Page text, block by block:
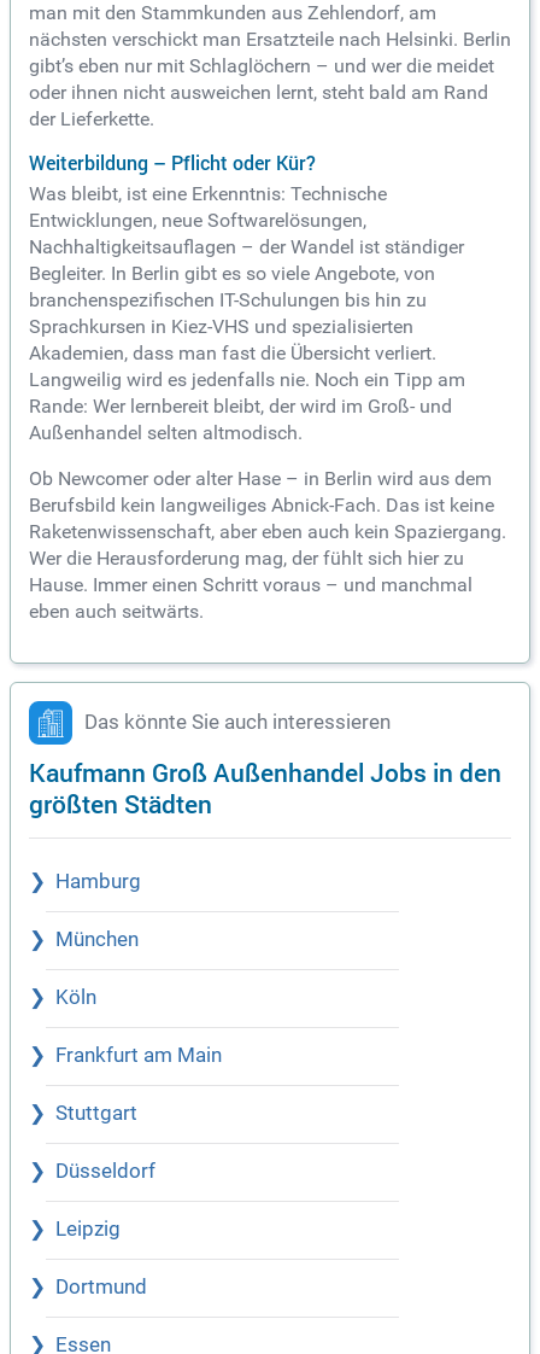
man mit den Stammkunden aus Zehlendorf, am
nächsten verschickt man Ersatzteile nach Helsinki. Berlin
gibt’s eben nur mit Schlaglöchern – und wer die meidet
oder ihnen nicht ausweichen lernt, steht bald am Rand
der Lieferkette.
Weiterbildung – Pflicht oder Kür?
Was bleibt, ist eine Erkenntnis: Technische
Entwicklungen, neue Softwarelösungen,
Nachhaltigkeitsauflagen – der Wandel ist ständiger
Begleiter. In Berlin gibt es so viele Angebote, von
branchenspezifischen IT-Schulungen bis hin zu
Sprachkursen in Kiez-VHS und spezialisierten
Akademien, dass man fast die Übersicht verliert.
Langweilig wird es jedenfalls nie. Noch ein Tipp am
Rande: Wer lernbereit bleibt, der wird im Groß- und
Außenhandel selten altmodisch.
Ob Newcomer oder alter Hase – in Berlin wird aus dem
Berufsbild kein langweiliges Abnick-Fach. Das ist keine
Raketenwissenschaft, aber eben auch kein Spaziergang.
Wer die Herausforderung mag, der fühlt sich hier zu
Hause. Immer einen Schritt voraus – und manchmal
eben auch seitwärts.
Das könnte Sie auch interessieren
Kaufmann Groß Außenhandel Jobs in den
größten Städten
Hamburg
München
Köln
Frankfurt am Main
Stuttgart
Düsseldorf
Leipzig
Dortmund
Essen